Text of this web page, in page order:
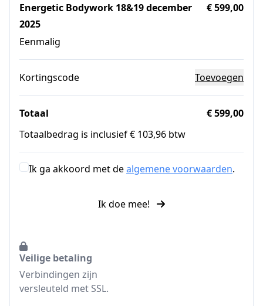
Energetic Bodywork 18&19 december
2025
Eenmalig
€ 599,00
Kortingscode Toevoegen
Totaal
€ 599,00
Totaalbedrag is inclusief € 103,96 btw
Ik ga akkoord met dealgemene voorwaarden.
Ik doe mee!
Veilige betaling
Verbindingen zijn
versleuteld met SSL.